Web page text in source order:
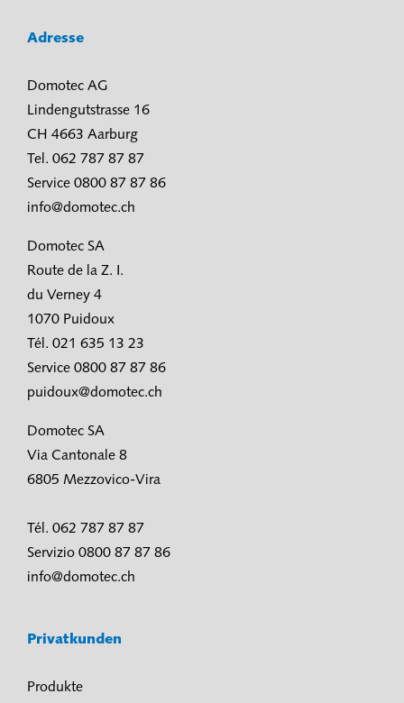
Adresse
Domotec AG
Lindengutstrasse 16
CH 4663 Aarburg
Tel. 062 787 87 87
Service 0800 87 87 86
info@domotec.ch
Domotec SA
Route de la Z. I.
du Verney 4
1070 Puidoux
Tél. 021 635 13 23
Service 0800 87 87 86
puidoux@domotec.ch
Domotec SA
Via Cantonale 8
6805 Mezzovico-Vira
Tél. 062 787 87 87
Servizio 0800 87 87 86
info@domotec.ch
Privatkunden
Produkte